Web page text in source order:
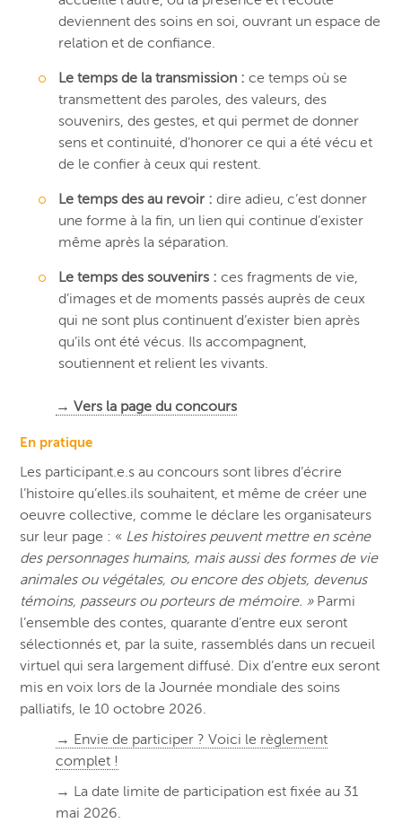
deviennent des soins en soi, ouvrant un espace de
relation et de confiance.
Le temps de la transmission :ce temps où se
transmettent des paroles, des valeurs, des
souvenirs, des gestes, et qui permet de donner
sens et continuité, d’honorer ce qui a été vécu et
de le confier à ceux qui restent.
Le temps des au revoir :dire adieu, c’est donner
une forme à la fin, un lien qui continue d’exister
même après la séparation.
Le temps des souvenirs :ces fragments de vie,
d’images et de moments passés auprès de ceux
qui ne sont plus continuent d’exister bien après
qu’ils ont été vécus. Ils accompagnent,
soutiennent et relient les vivants.
→ Vers la page du concours
En pratique
Les participant.e.s au concours sont libres d’écrire
l’histoire qu’elles.ils souhaitent, et même de créer une
oeuvre collective, comme le déclare les organisateurs
sur leur page : « Les histoires peuvent mettre en scène
des personnages humains, mais aussi des formes de vie
animales ou végétales, ou encore des objets, devenus
témoins, passeurs ou porteurs de mémoire. » Parmi
l’ensemble des contes, quarante d’entre eux seront
sélectionnés et, par la suite, rassemblés dans un recueil
virtuel qui sera largement diffusé. Dix d’entre eux seront
mis en voix lors de la Journée mondiale des soins
palliatifs, le 10 octobre 2026.
→ Envie de participer ? Voici le règlement
complet !
→ La date limite de participation est fixée au 31
mai 2026.